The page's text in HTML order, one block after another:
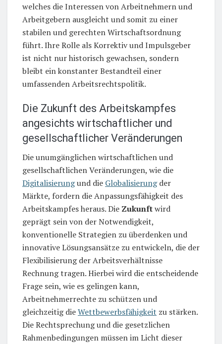
welches die Interessen von Arbeitnehmern und
Arbeitgebern ausgleicht und somit zu einer
stabilen und gerechten Wirtschaftsordnung
führt. Ihre Rolle als Korrektiv und Impulsgeber
ist nicht nur historisch gewachsen, sondern
bleibt ein konstanter Bestandteil einer
umfassenden Arbeitsrechtspolitik.
Die Zukunft des Arbeitskampfes
angesichts wirtschaftlicher und
gesellschaftlicher Veränderungen
Die unumgänglichen wirtschaftlichen und
gesellschaftlichen Veränderungen, wie die
Digitalisierungund die Globalisierungder
Märkte, fordern die Anpassungsfähigkeit des
Arbeitskampfes heraus. Die Zukunftwird
geprägt sein von der Notwendigkeit,
konventionelle Strategien zu überdenken und
innovative Lösungsansätze zu entwickeln, die der
Flexibilisierung der Arbeitsverhältnisse
Rechnung tragen. Hierbei wird die entscheidende
Frage sein, wie es gelingen kann,
Arbeitnehmerrechte zu schützen und
gleichzeitig dieWettbewerbsfähigkeit zu stärken.
Die Rechtsprechung und die gesetzlichen
Rahmenbedingungen müssen im Licht dieser